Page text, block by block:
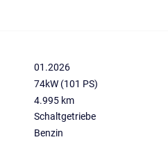
01.2026
74kW (101 PS)
4.995 km
Schaltgetriebe
Benzin